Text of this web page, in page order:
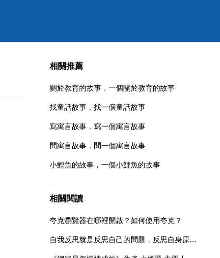
相關推薦
關於教育的故事，一個關於教育的故事
找童話故事，找一個童話故事
寫寓言故事，寫一個寓言故事
問寓言故事，問一個寓言故事
小鯉魚的故事，一個小鯉魚的故事
相關閱讀
夸克瀏覽器在哪裡開啟？如何使用夸克？
自我反思就是反思自己的問題，反思自身原因嗎？